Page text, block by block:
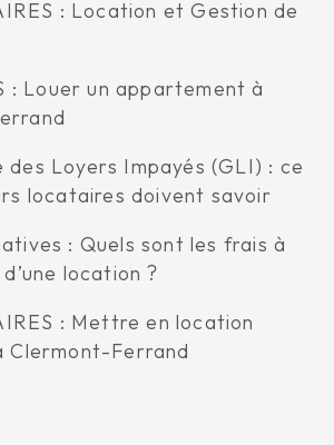
: Location et Gestion de
: Louer un appartement à
des Loyers Impayés (GLI) : ce
locataires doivent savoir
: Quels sont les frais à
location ?
: Mettre en location
Clermont-Ferrand